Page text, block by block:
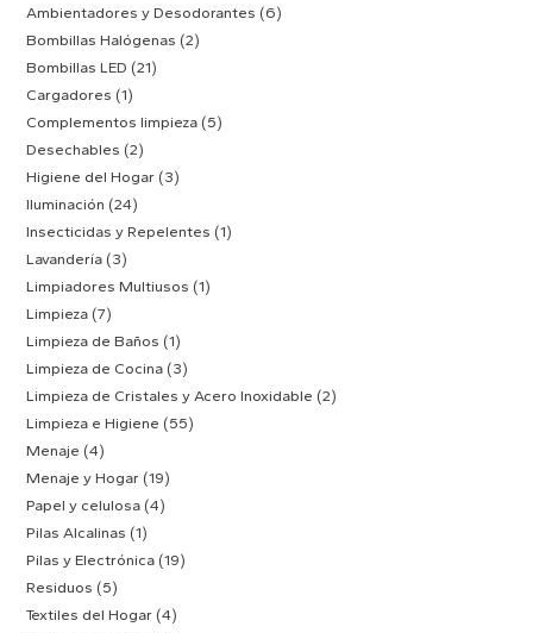
Ambientadores y Desodorantes (6)
Bombillas Halógenas (2)
Bombillas LED (21)
Cargadores (1)
Complementos limpieza (5)
Desechables (2)
Higiene del Hogar (3)
Iluminación (24)
Insecticidas y Repelentes (1)
Lavandería (3)
Limpiadores Multiusos (1)
Limpieza (7)
Limpieza de Baños (1)
Limpieza de Cocina (3)
Limpieza de Cristales y Acero Inoxidable (2)
Limpieza e Higiene (55)
Menaje (4)
Menaje y Hogar (19)
Papel y celulosa (4)
Pilas Alcalinas (1)
Pilas y Electrónica (19)
Residuos (5)
Textiles del Hogar (4)